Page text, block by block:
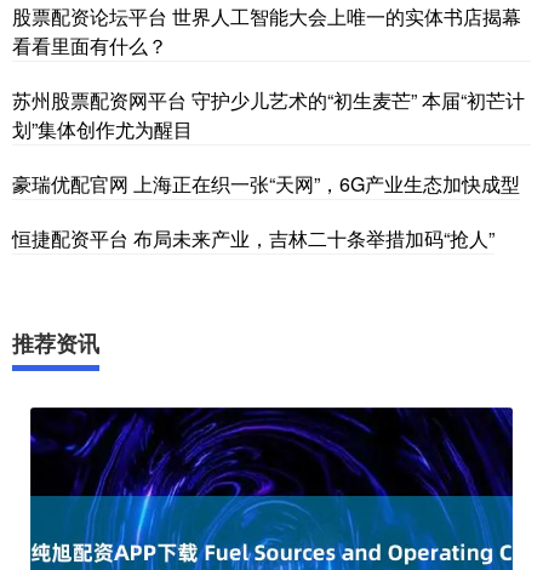
股票配资论坛平台 世界人工智能大会上唯一的实体书店揭幕
看看里面有什么？
苏州股票配资网平台 守护少儿艺术的“初生麦芒” 本届“初芒计
划”集体创作尤为醒目
豪瑞优配官网 上海正在织一张“天网”，6G产业生态加快成型
恒捷配资平台 布局未来产业，吉林二十条举措加码“抢人”
推荐资讯